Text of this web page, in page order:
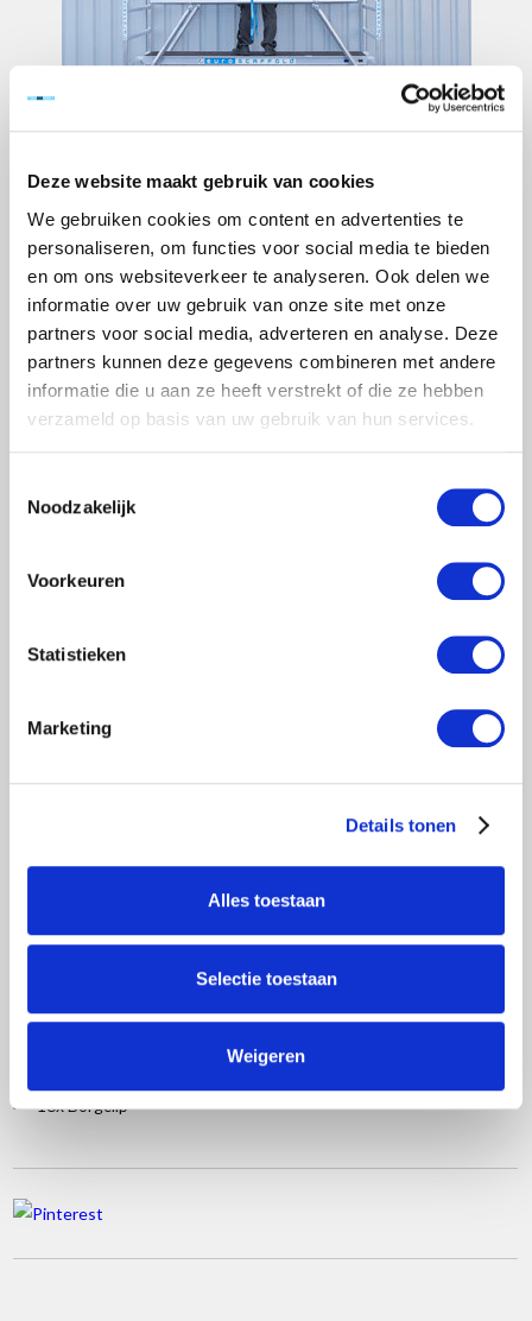
Deze website maakt gebruik van cookies
We gebruiken cookies om content en advertenties te
personaliseren, om functies voor social media te bieden
en om ons websiteverkeer te analyseren. Ook delen we
informatie over uw gebruik van onze site met onze
partners voor social media, adverteren en analyse. Deze
partners kunnen deze gegevens combineren met andere
informatie die u aan ze heeft verstrekt of die ze hebben
verzameld op basis van uw gebruik van hun services.
Noodzakelijk
Voorkeuren
Statistieken
Marketing
Details tonen
Alles toestaan
Selectie toestaan
Weigeren
Artikelnummer:
90081
EAN:
8718781563981
SKU:
EURRS13519010HE
Merk:
Euroscaffold
+ -
TOEVOEGEN AAN WINKELWAGEN
2x Ext.Opbouwframe 135-28-4
4x Platform 1.90m met luik
2x Horizontaal schoor 1.90m
1x Aluminium Kantplanken set 1.90x1.35m
16x Borgclip